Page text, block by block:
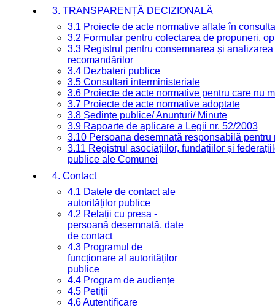
3. TRANSPARENȚĂ DECIZIONALĂ
3.1 Proiecte de acte normative aflate în
3.2 Formular pentru colectarea de propuneri,
3.3 Registrul pentru consemnarea și
recomandărilor
3.4 Dezbateri publice
3.5 Consultari interministeriale
3.6 Proiecte de acte normative pentru care nu
3.7 Proiecte de acte normative adoptate
3.8 Ședințe publice/ Anunțuri/ Minute
3.9 Rapoarte de aplicare a Legii nr. 52/2003
3.10 Persoana desemnată responsabilă
3.11 Registrul asociațiilor, fundațiilor și
publice ale Comunei
4. Contact
4.1 Datele de contact ale
autorităților publice
4.2 Relații cu presa -
persoană desemnată, date
de contact
4.3 Programul de
funcționare al autorităților
publice
4.4 Program de audiențe
4.5 Petiții
4.6 Autentificare